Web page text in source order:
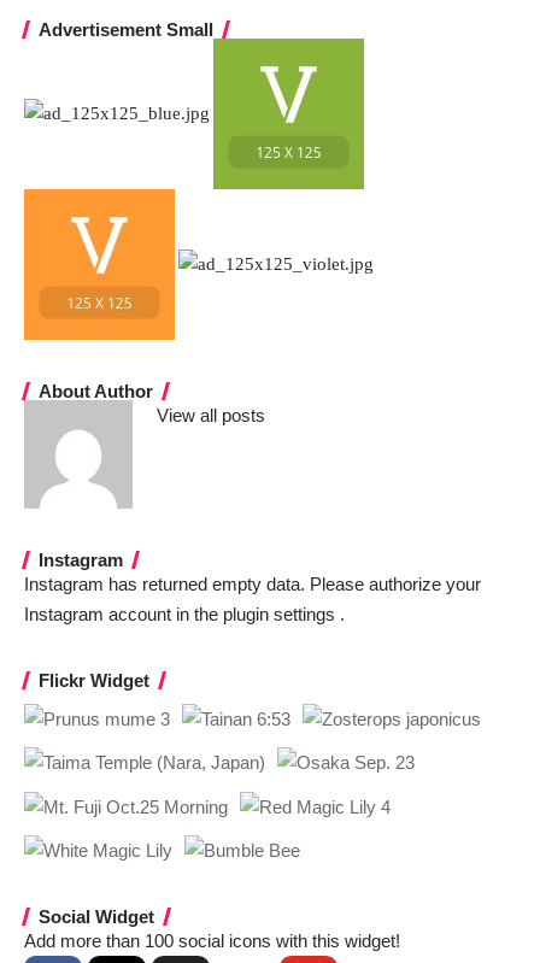
Advertisement Small
About Author
View all posts
Instagram
Instagram has returned empty data. Please authorize your
Instagram account in the plugin settings .
Flickr Widget
Social Widget
Add more than 100 social icons with this widget!